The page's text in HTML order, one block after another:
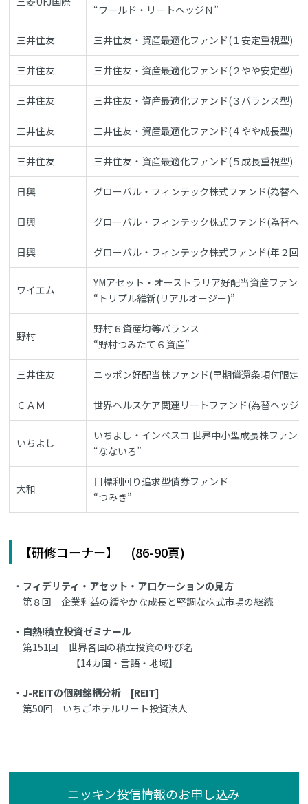
“ワールド・リートヘッジＮ”
三井住友 三井住友・資産最適化ファンド(１安定重視型)
三井住友 三井住友・資産最適化ファンド(２やや安定型)
三井住友 三井住友・資産最適化ファンド(３バランス型)
三井住友 三井住友・資産最適化ファンド(４やや成長型)
三井住友 三井住友・資産最適化ファンド(５成長重視型)
日興 グローバル・フィンテック株式ファンド(為替ヘ
日興 グローバル・フィンテック株式ファンド(為替ヘ
日興 グローバル・フィンテック株式ファンド(年２回
ワイエム
YMアセット・オーストラリア好配当資産ファンド
“トリプル維新(リアルオージー)”
野村
野村６資産均等バランス
“野村つみたて６資産”
三井住友 ニッポン好配当株ファンド(早期償還条項付限定
ＣＡＭ 世界ヘルスケア関連リートファンド(為替ヘッジ
いちよし
いちよし・インベスコ 世界中小型成長株ファンド
“なないろ”
大和
目標利回り追求型債券ファンド
“つみき”
【研修コーナー】 (86-90頁)
フィデリティ・アセット・アロケーションの見方
第８回 企業利益の緩やかな成長と堅調な株式市場の継続
白熱!積立投資ゼミナール
第151回 世界各国の積立投資の呼び名
【14カ国・言語・地域】
J-REITの個別銘柄分析 [REIT]
第50回 いちごホテルリート投資法人
ニッキン投信情報のお申し込み